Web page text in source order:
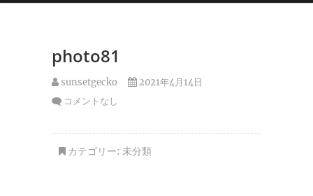
photo81
sunsetgecko
2021年4月14日
コメントなし
カテゴリー: 未分類